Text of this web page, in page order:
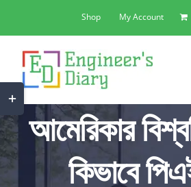
to
content
Shop My Account
আমেরিকার
কিভাবে
Toggle
Sliding
Bar
Area